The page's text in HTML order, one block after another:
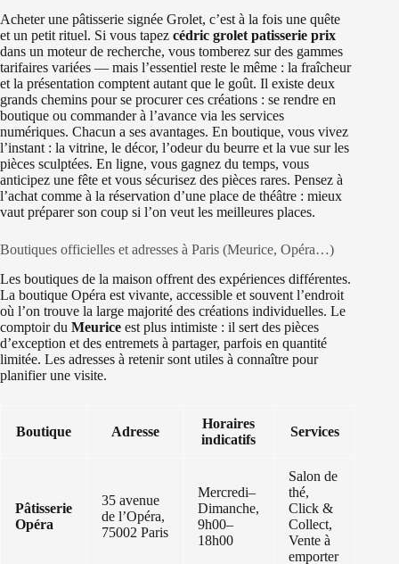
Acheter une pâtisserie signée Grolet, c’est à la fois une quête
et un petit rituel. Si vous tapez cédric grolet patisserie prix
dans un moteur de recherche, vous tomberez sur des gammes
tarifaires variées — mais l’essentiel reste le même : la fraîcheur
et la présentation comptent autant que le goût. Il existe deux
grands chemins pour se procurer ces créations : se rendre en
boutique ou commander à l’avance via les services
numériques. Chacun a ses avantages. En boutique, vous vivez
l’instant : la vitrine, le décor, l’odeur du beurre et la vue sur les
pièces sculptées. En ligne, vous gagnez du temps, vous
anticipez une fête et vous sécurisez des pièces rares. Pensez à
l’achat comme à la réservation d’une place de théâtre : mieux
vaut préparer son coup si l’on veut les meilleures places.
Boutiques officielles et adresses à Paris (Meurice, Opéra…)
Les boutiques de la maison offrent des expériences différentes.
La boutique Opéra est vivante, accessible et souvent l’endroit
où l’on trouve la large majorité des créations individuelles. Le
comptoir du Meurice est plus intimiste : il sert des pièces
d’exception et des entremets à partager, parfois en quantité
limitée. Les adresses à retenir sont utiles à connaître pour
planifier une visite.
Boutique Adresse
Horaires
indicatifs
Services
Pâtisserie
Opéra
35 avenue
de l’Opéra,
75002 Paris
Mercredi–
Dimanche,
9h00–
18h00
Salon de
thé,
Click &
Collect,
Vente à
emporter